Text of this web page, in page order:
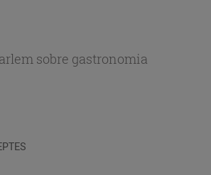
sobre gastronomia